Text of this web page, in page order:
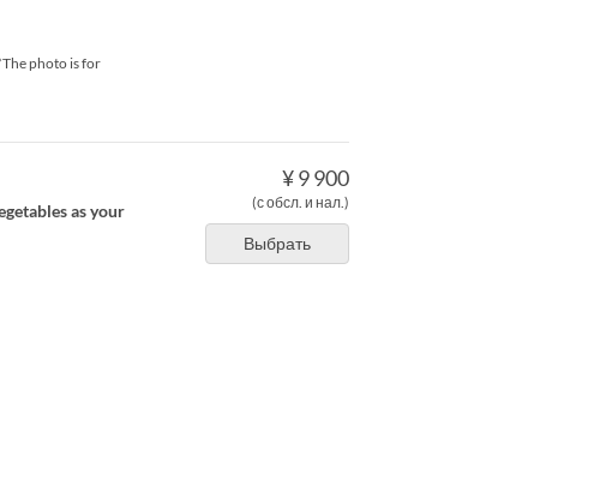
photo is for
¥ 9 900
(с обсл. и нал.)
Выбрать
as your